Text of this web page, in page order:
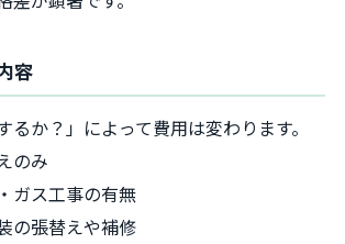
容
るか？」によって費用は変わります。
のみ
ガス工事の有無
の張替えや補修